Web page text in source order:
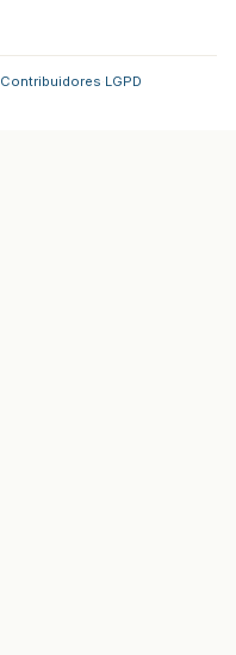
Contribuidores LGPD